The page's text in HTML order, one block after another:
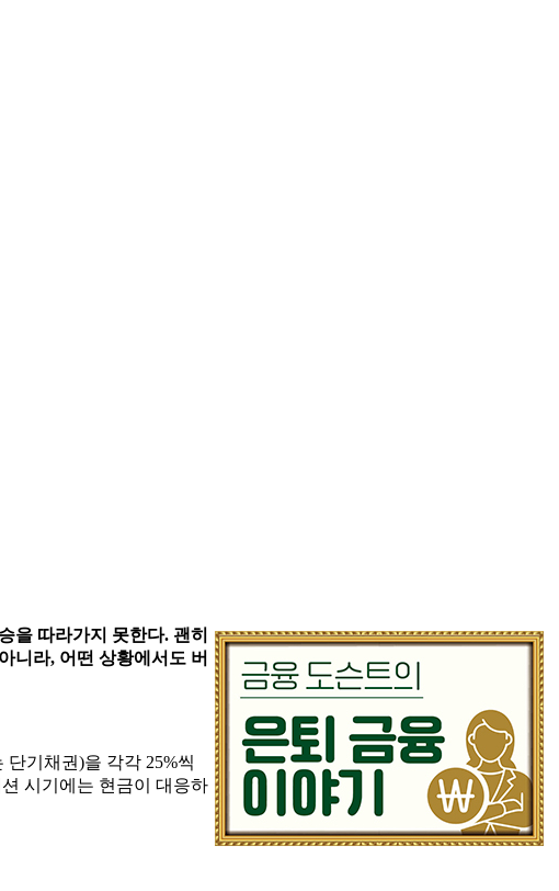
을 따라가지 못한다. 괜히
니라, 어떤 상황에서도 버
기채권)을 각각 25%씩
시기에는 현금이 대응하